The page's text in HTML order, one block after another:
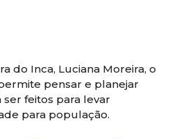
do Inca, Luciana Moreira, o
pensar e planejar
feitos para levar
para população.